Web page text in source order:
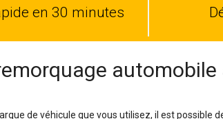
en 30 minutes
automobile
de véhicule que vous utilisez, il est possible